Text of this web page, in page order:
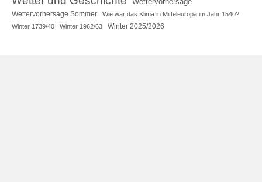
Wettervorhersage Sommer
Wie war das Klima in Mitteleuropa im Jahr 1540?
Winter 1739/40
Winter 1962/63 Winter 2025/2026